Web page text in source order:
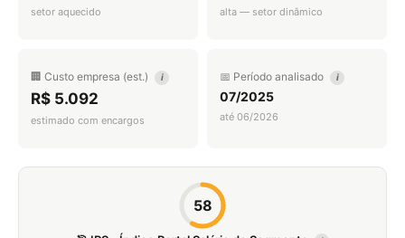
setor aquecido alta — setor dinâmico
🏢 Custo empresa (est.) i
R$ 5.092
estimado com encargos
📅 Período analisado i
07/2025
até 06/2026
58